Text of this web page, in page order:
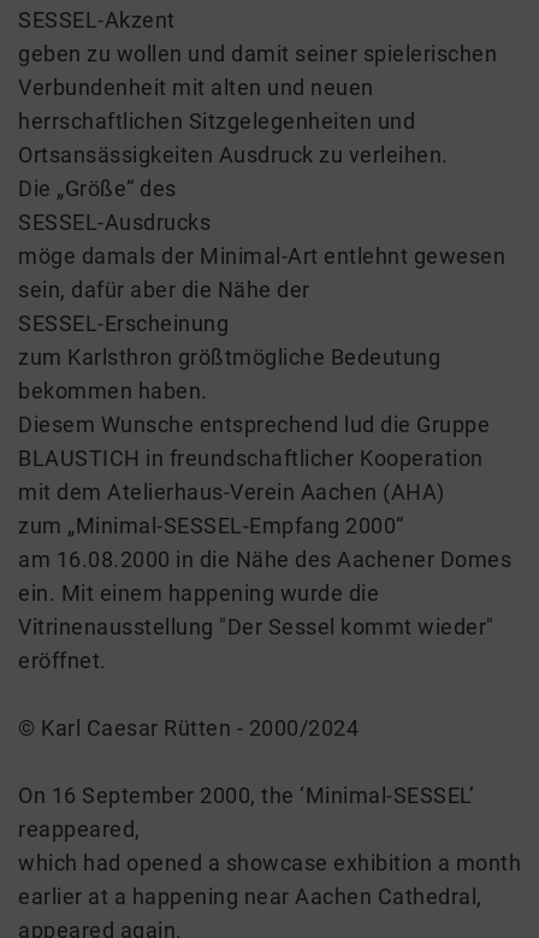
SESSEL-Akzent
geben zu wollen und damit seiner spielerischen
Verbundenheit mit alten und neuen
herrschaftlichen Sitzgelegenheiten und
Ortsansässigkeiten Ausdruck zu verleihen.
Die „Größe“ des
SESSEL-Ausdrucks
möge damals der Minimal-Art entlehnt gewesen
sein, dafür aber die Nähe der
SESSEL-Erscheinung
zum Karlsthron größtmögliche Bedeutung
bekommen haben.
Diesem Wunsche entsprechend lud die Gruppe
BLAUSTICH in freundschaftlicher Kooperation
mit dem Atelierhaus-Verein Aachen (AHA)
zum „Minimal-SESSEL-Empfang 2000“
am 16.08.2000 in die Nähe des Aachener Domes
ein. Mit einem happening wurde die
Vitrinenausstellung "Der Sessel kommt wieder"
eröffnet.
© Karl Caesar Rütten - 2000/2024
On 16 September 2000, the ‘Minimal-SESSEL’
reappeared,
which had opened a showcase exhibition a month
earlier at a happening near Aachen Cathedral,
appeared again.